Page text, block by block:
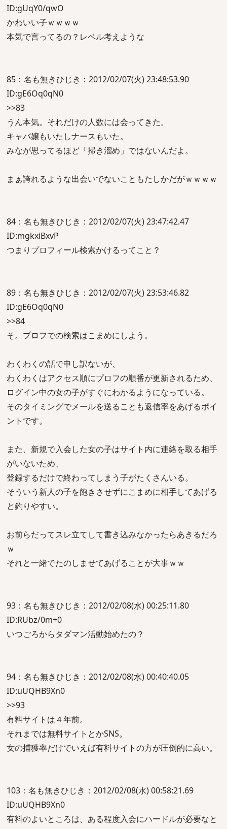
ID:gUqY0/qwO
かわいい子ｗｗｗｗ
本気で言ってるの？レベル考えような
85：名も無きひじき：2012/02/07(火) 23:48:53.90
ID:gE6Oq0qN0
>>83
うん本気。それだけの人数には会ってきた。
キャバ嬢もいたしナースもいた。
みなが思ってるほど「掃き溜め」ではないんだよ。
まぁ誇れるような出会いでないこともたしかだがｗｗｗｗ
84：名も無きひじき：2012/02/07(火) 23:47:42.47
ID:mgkxiBxvP
つまりプロフィール検索かけるってこと？
89：名も無きひじき：2012/02/07(火) 23:53:46.82
ID:gE6Oq0qN0
>>84
そ。プロフでの検索はこまめにしよう。
わくわくの話で申し訳ないが、
わくわくはアクセス順にプロフの順番が更新されるため、
ログイン中の女の子がすぐにわかるようになっている。
そのタイミングでメールを送ることも返信率をあげるポイ
ントです。
また、新規で入会した女の子はサイト内に連絡を取る相手
がいないため、
登録するだけで終わってしまう子がたくさんいる。
そういう新人の子を飽きさせずにこまめに相手してあげる
と釣りやすい。
お前らだってスレ立てして書き込みなかったらあきるだろ
ｗ
それと一緒でたのしませてあげることが大事ｗｗ
93：名も無きひじき：2012/02/08(水) 00:25:11.80
ID:RUbz/0m+0
いつごろからタダマン活動始めたの？
94：名も無きひじき：2012/02/08(水) 00:40:40.05
ID:uUQHB9Xn0
>>93
有料サイトは４年前。
それまでは無料サイトとかSNS。
女の捕獲率だけでいえば有料サイトの方が圧倒的に高い。
103：名も無きひじき：2012/02/08(水) 00:58:21.69
ID:uUQHB9Xn0
有料のよいところは、ある程度入会にハードルが必要なと